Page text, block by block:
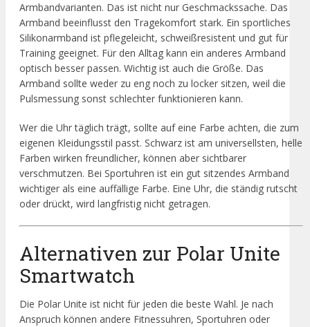
Armbandvarianten. Das ist nicht nur Geschmackssache. Das
Armband beeinflusst den Tragekomfort stark. Ein sportliches
Silikonarmband ist pflegeleicht, schweißresistent und gut für
Training geeignet. Für den Alltag kann ein anderes Armband
optisch besser passen. Wichtig ist auch die Größe. Das
Armband sollte weder zu eng noch zu locker sitzen, weil die
Pulsmessung sonst schlechter funktionieren kann.
Wer die Uhr täglich trägt, sollte auf eine Farbe achten, die zum
eigenen Kleidungsstil passt. Schwarz ist am universellsten, helle
Farben wirken freundlicher, können aber sichtbarer
verschmutzen. Bei Sportuhren ist ein gut sitzendes Armband
wichtiger als eine auffällige Farbe. Eine Uhr, die ständig rutscht
oder drückt, wird langfristig nicht getragen.
Alternativen zur Polar Unite
Smartwatch
Die Polar Unite ist nicht für jeden die beste Wahl. Je nach
Anspruch können andere Fitnessuhren, Sportuhren oder